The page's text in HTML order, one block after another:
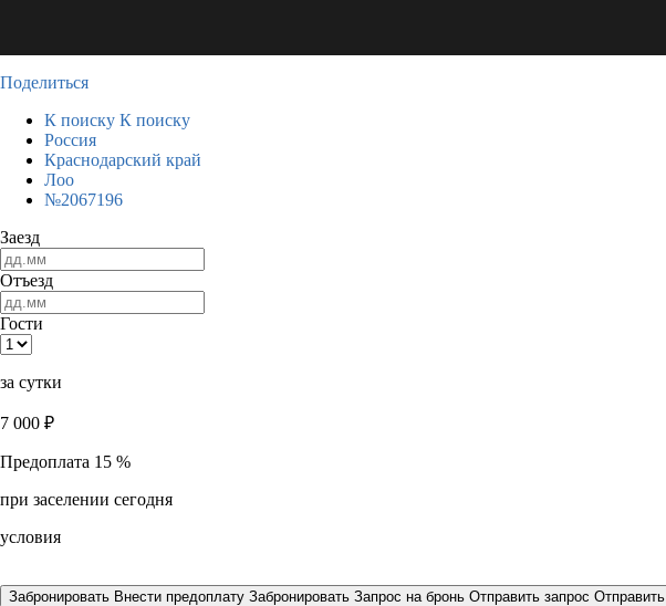
Поделиться
К поиску К поиску
Россия
Краснодарский край
Лоо
№2067196
Заезд
Отъезд
Гости
за сутки
7 000 ₽
Предоплата 15 %
при заселении сегодня
условия
Забронировать Внести предоплату Забронировать Запрос на бронь Отправить запрос